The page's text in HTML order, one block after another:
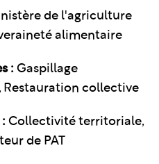
de l'agriculture
alimentaire
: Gaspillage
Restauration collective
Collectivité territoriale,
de PAT